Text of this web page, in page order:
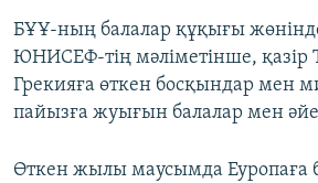
БҰҰ-ның балалар құқығы
ЮНИСЕФ-тің мәліметінше, қазір
Грекияға өткен босқындар мен
пайызға жуығын балалар мен
Өткен жылы маусымда Еуропаға